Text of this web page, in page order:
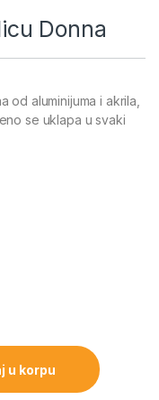
Donna
od aluminijuma i akrila,
se uklapa u svaki
u korpu